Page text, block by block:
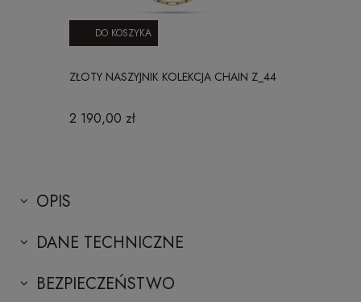
ZŁOTY NASZYJNIK KOLEKCJA CHAIN Z_44
2 190,00 zł
DO KOSZYKA
OPIS
DANE TECHNICZNE
BEZPIECZEŃSTWO